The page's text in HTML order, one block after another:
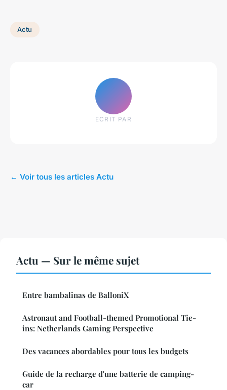
Actu
ECRIT PAR
← Voir tous les articles Actu
Actu — Sur le même sujet
Entre bambalinas de BalloniX
Astronaut and Football-themed Promotional Tie-
ins: Netherlands Gaming Perspective
Des vacances abordables pour tous les budgets
Guide de la recharge d'une batterie de camping-
car